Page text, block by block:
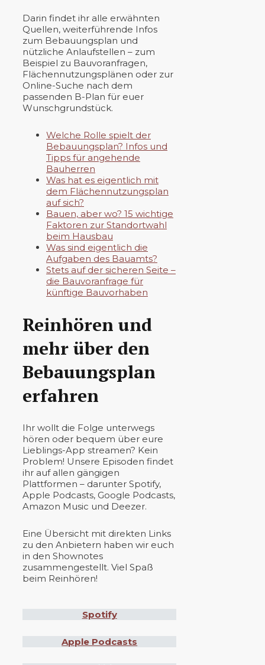
Darin findet ihr alle erwähnten
Quellen, weiterführende Infos
zum Bebauungsplan und
nützliche Anlaufstellen – zum
Beispiel zu Bauvoranfragen,
Flächennutzungsplänen oder zur
Online-Suche nach dem
passenden B-Plan für euer
Wunschgrundstück.
Welche Rolle spielt der
Bebauungsplan? Infos und
Tipps für angehende
Bauherren
Was hat es eigentlich mit
dem Flächennutzungsplan
auf sich?
Bauen, aber wo? 15 wichtige
Faktoren zur Standortwahl
beim Hausbau
Was sind eigentlich die
Aufgaben des Bauamts?
Stets auf der sicheren Seite –
die Bauvoranfrage für
künftige Bauvorhaben
Reinhören und
mehr über den
Bebauungsplan
erfahren
Ihr wollt die Folge unterwegs
hören oder bequem über eure
Lieblings-App streamen? Kein
Problem! Unsere Episoden findet
ihr auf allen gängigen
Plattformen – darunter Spotify,
Apple Podcasts, Google Podcasts,
Amazon Music und Deezer.
Eine Übersicht mit direkten Links
zu den Anbietern haben wir euch
in den Shownotes
zusammengestellt. Viel Spaß
beim Reinhören!
Spotify
Apple Podcasts